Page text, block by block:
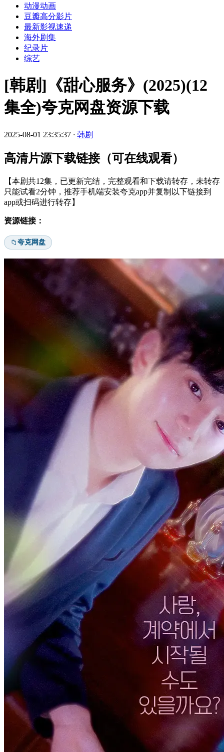
动漫动画
豆瓣高分影片
最新影视速递
海外剧集
纪录片
综艺
[韩剧]《甜心服务》(2025)(12
集全)夸克网盘资源下载
2025-08-01 23:35:37 · 韩剧
高清片源下载链接（可在线观看）
【本剧共12集，已更新完结，完整观看和下载请转存，未转存
只能试看2分钟，推荐手机端安装夸克app并复制以下链接到
app或扫码进行转存】
资源链接：
📁夸克网盘